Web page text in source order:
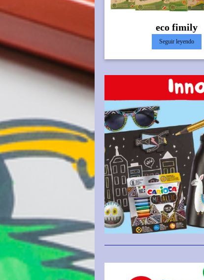
eco fimily
Seguir leyendo